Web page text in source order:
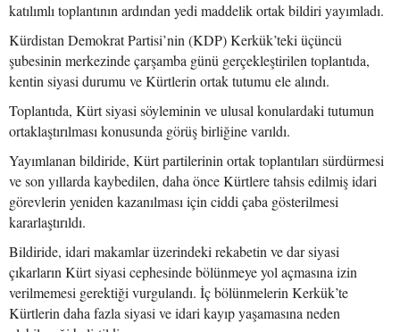
katılımlı toplantının ardından yedi maddelik ortak bildiri yayımladı.
Kürdistan Demokrat Partisi’nin (KDP) Kerkük’teki üçüncü
şubesinin merkezinde çarşamba günü gerçekleştirilen toplantıda,
kentin siyasi durumu ve Kürtlerin ortak tutumu ele alındı.
Toplantıda, Kürt siyasi söyleminin ve ulusal konulardaki tutumun
ortaklaştırılması konusunda görüş birliğine varıldı.
Yayımlanan bildiride, Kürt partilerinin ortak toplantıları sürdürmesi
ve son yıllarda kaybedilen, daha önce Kürtlere tahsis edilmiş idari
görevlerin yeniden kazanılması için ciddi çaba gösterilmesi
kararlaştırıldı.
Bildiride, idari makamlar üzerindeki rekabetin ve dar siyasi
çıkarların Kürt siyasi cephesinde bölünmeye yol açmasına izin
verilmemesi gerektiği vurgulandı. İç bölünmelerin Kerkük’te
Kürtlerin daha fazla siyasi ve idari kayıp yaşamasına neden